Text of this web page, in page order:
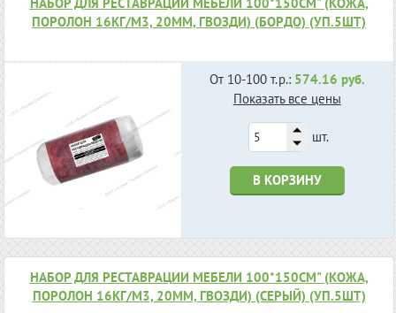
ПОРОЛОН 16КГ/М3, 20ММ, ГВОЗДИ) (БОРДО) (УП.5ШТ)
От 10-100 т.р.: 574.16 руб.
Показать все цены
шт.
В КОРЗИНУ
НАБОР ДЛЯ РЕСТАВРАЦИИ МЕБЕЛИ 100*150СМ" (КОЖА,
ПОРОЛОН 16КГ/М3, 20ММ, ГВОЗДИ) (СЕРЫЙ) (УП.5ШТ)